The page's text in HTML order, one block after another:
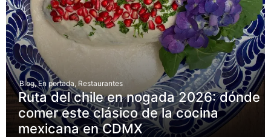
Blog, En portada Restaurantes
Ruta del chile en nogada 2026: dónde
comer este clásico de la cocina
mexicana en CDMX